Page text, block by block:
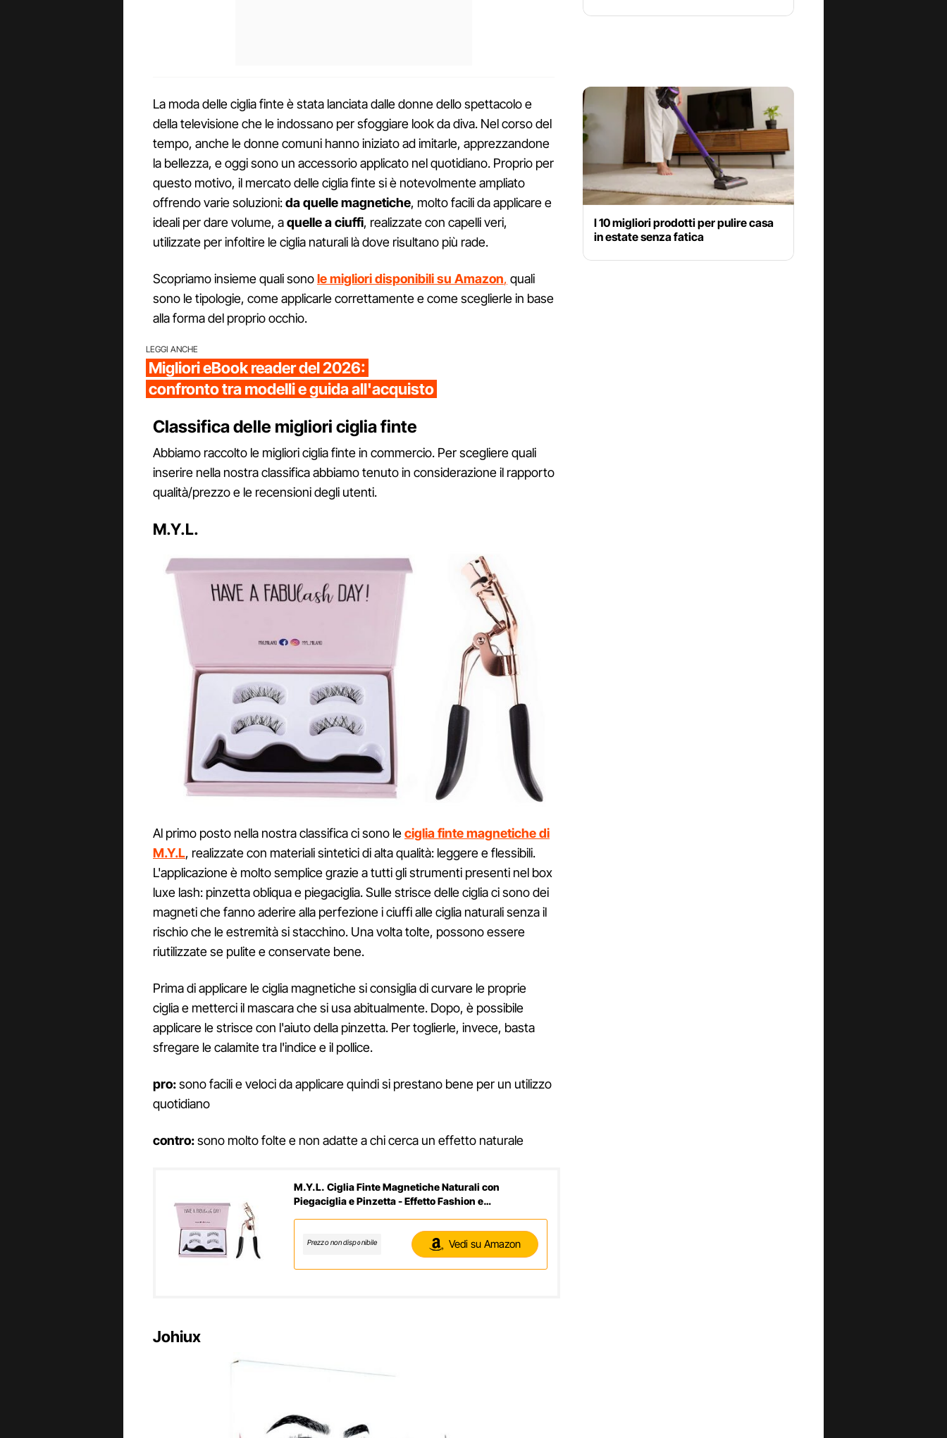
La moda delle ciglia finte è stata lanciata dalle donne dello spettacolo e
della televisione che le indossano per sfoggiare look da diva. Nel corso del
tempo, anche le donne comuni hanno iniziato ad imitarle, apprezzandone
la bellezza, e oggi sono un accessorio applicato nel quotidiano. Proprio per
questo motivo, il mercato delle ciglia finte si è notevolmente ampliato
offrendo varie soluzioni:da quelle magnetiche, molto facili da applicare e
ideali per dare volume, aquelle a ciuffi, realizzate con capelli veri,
utilizzate per infoltire le ciglia naturali là dove risultano più rade.
Scopriamo insieme quali sonole migliori disponibili su Amazon, quali
sono le tipologie, come applicarle correttamente e come sceglierle in base
alla forma del proprio occhio.
LEGGI ANCHE
Migliori eBook reader del 2026:
confronto tra modelli e guida all'acquisto
Classifica delle migliori ciglia finte
Abbiamo raccolto le migliori ciglia finte in commercio. Per scegliere quali
inserire nella nostra classifica abbiamo tenuto in considerazione il rapporto
qualità/prezzo e le recensioni degli utenti.
M.Y.L.
Al primo posto nella nostra classifica ci sono leciglia finte magnetiche di
M.Y.L, realizzate con materiali sintetici di alta qualità: leggere e flessibili.
L'applicazione è molto semplice grazie a tutti gli strumenti presenti nel box
luxe lash: pinzetta obliqua e piegaciglia. Sulle strisce delle ciglia ci sono dei
magneti che fanno aderire alla perfezione i ciuffi alle ciglia naturali senza il
rischio che le estremità si stacchino. Una volta tolte, possono essere
riutilizzate se pulite e conservate bene.
Prima di applicare le ciglia magnetiche si consiglia di curvare le proprie
ciglia e metterci il mascara che si usa abitualmente. Dopo, è possibile
applicare le strisce con l'aiuto della pinzetta. Per toglierle, invece, basta
sfregare le calamite tra l'indice e il pollice.
pro:sono facili e veloci da applicare quindi si prestano bene per un utilizzo
quotidiano
contro:sono molto folte e non adatte a chi cerca un effetto naturale
M.Y.L. Ciglia Finte Magnetiche Naturali con
Piegaciglia e Pinzetta - Effetto Fashion e
Prezzo non disponibile Vedi su Amazon
Johiux
I 10 migliori prodotti per pulire casa
in estate senza fatica